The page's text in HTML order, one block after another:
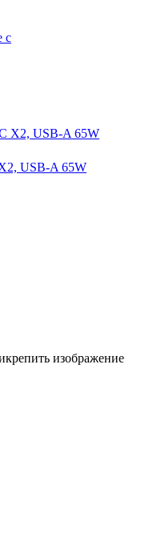
USB-A 65W
изображение